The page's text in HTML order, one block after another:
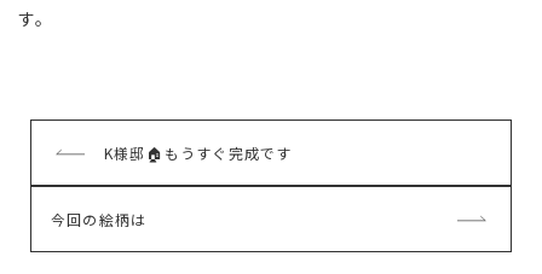
す。
前
事
K様邸🏠もうすぐ完成です
次
今回の絵柄は